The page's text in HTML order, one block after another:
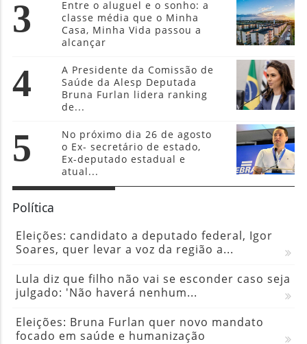
3
Entre o aluguel e o sonho: a
classe média que o Minha
Casa, Minha Vida passou a
alcançar
4
A Presidente da Comissão de
Saúde da Alesp Deputada
Bruna Furlan lidera ranking
de...
5
No próximo dia 26 de agosto
o Ex- secretário de estado,
Ex-deputado estadual e
atual...
Política
Eleições: candidato a deputado federal, Igor
Soares, quer levar a voz da região a...
Lula diz que filho não vai se esconder caso seja
julgado: 'Não haverá nenhum...
Eleições: Bruna Furlan quer novo mandato
focado em saúde e humanização